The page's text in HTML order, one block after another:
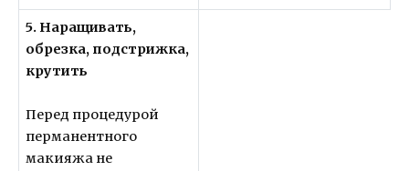
5. Наращивать,
обрезка, подстрижка,
крутить
Перед процедурой
перманентного
макияжа не